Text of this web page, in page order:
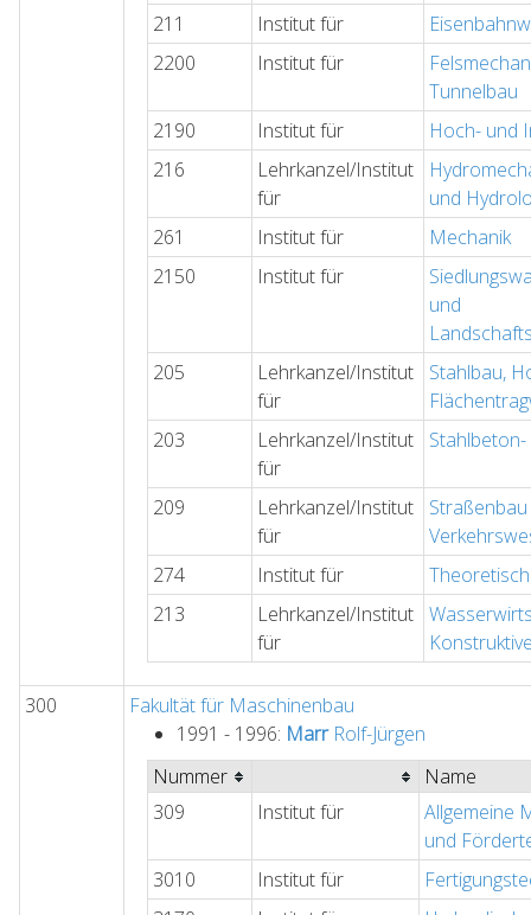
211
Institut für
2200
Institut für
Tunnelbau
2190
Institut für
Hoch- und
216
Lehrkanzel/Institut
für
und
261
Institut für
Mechanik
2150
Institut für
und
205
Lehrkanzel/Institut
für
Stahlbau,
203
Lehrkanzel/Institut
für
209
Lehrkanzel/Institut
für
274
Institut für
213
Lehrkanzel/Institut
für
300
Fakultät für Maschinenbau
1991 - 1996: MarrRolf-Jürgen
Nummer
Name
309
Institut für
Allgemeine
und
3010
Institut für